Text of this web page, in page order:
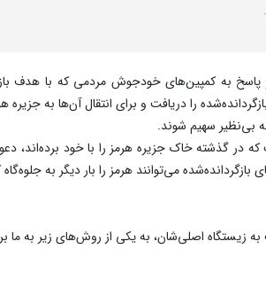
ای اعلام کرد: در پاسخ به کمپین‌های خودجوش مردمی
را دریافت و برای انتقال آن‌ها به جزیره
بی‌نظیر سهیم شوند.
در گذشته خاک جزیره هرمز را با خود برده‌اند،
می‌توانند هرمز را بار دیگر به
اصلی‌شان، به یکی از روش‌های زیر به ما